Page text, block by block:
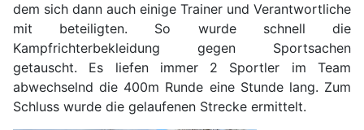
dem sich dann auch einige Trainer und Verantwortliche
mit beteiligten. So wurde schnell die
Kampfrichterbekleidung gegen Sportsachen
getauscht. Es liefen immer 2 Sportler im Team
abwechselnd die 400m Runde eine Stunde lang. Zum
Schluss wurde die gelaufenen Strecke ermittelt.